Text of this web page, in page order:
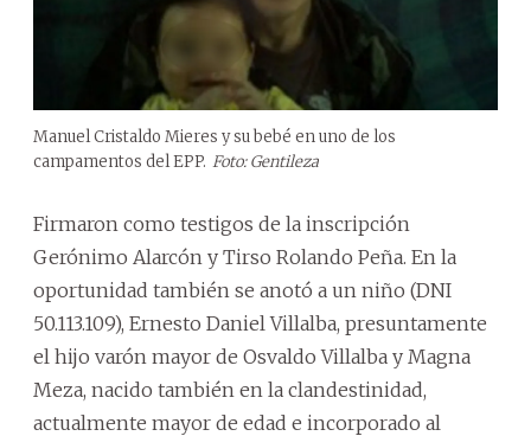
Manuel Cristaldo Mieres y su bebé en uno de los
campamentos del EPP. Foto: Gentileza
Firmaron como testigos de la inscripción
Gerónimo Alarcón y Tirso Rolando Peña. En la
oportunidad también se anotó a un niño (DNI
50.113.109), Ernesto Daniel Villalba, presuntamente
el hijo varón mayor de Osvaldo Villalba y Magna
Meza, nacido también en la clandestinidad,
actualmente mayor de edad e incorporado al